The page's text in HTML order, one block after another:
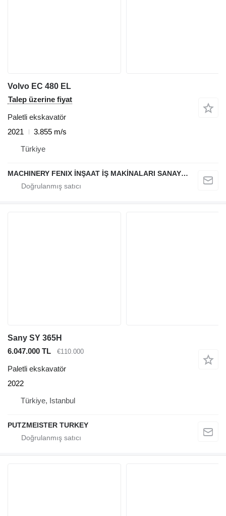
Volvo EC 480 EL
Talep üzerine fiyat
Paletli ekskavatör
2021
3.855 m/s
Türkiye
MACHINERY FENIX İNŞAAT İŞ MAKİNALARI SANAYİ VE TİCARET LİMİTED ŞİRKETİ
Sany SY 365H
6.047.000 TL
€110.000
Paletli ekskavatör
2022
Türkiye, Istanbul
PUTZMEISTER TURKEY